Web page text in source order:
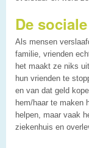
De
Als mensen
familie, vrienden
het maakt ze niks
hun vrienden te
en van dat geld
hem/haar te maken
helpen, maar vaak
ziekenhuis en